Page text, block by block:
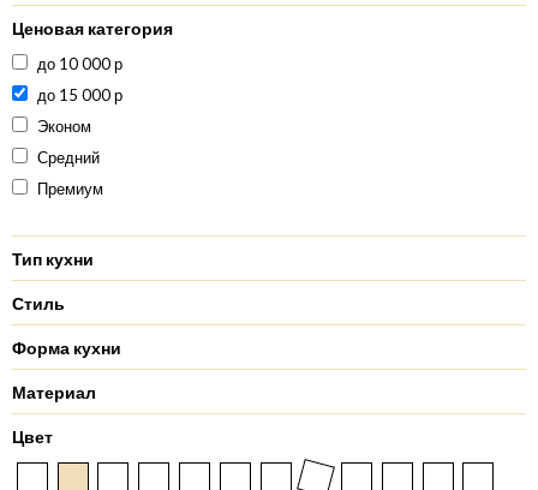
Ценовая категория
до 10 000 р
до 15 000 р
Эконом
Средний
Премиум
Тип кухни
Стиль
Форма кухни
Материал
Цвет